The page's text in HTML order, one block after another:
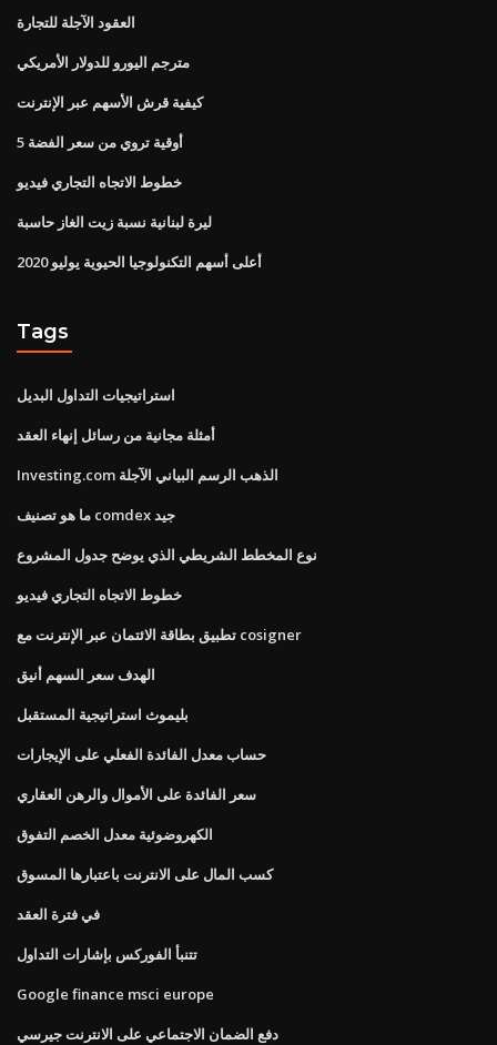
العقود الآجلة للتجارة
مترجم اليورو للدولار الأمريكي
كيفية قرش الأسهم عبر الإنترنت
5 أوقية تروي من سعر الفضة
خطوط الاتجاه التجاري فيديو
ليرة لبنانية نسبة زيت الغاز حاسبة
أعلى أسهم التكنولوجيا الحيوية يوليو 2020
Tags
استراتيجيات التداول البديل
أمثلة مجانية من رسائل إنهاء العقد
Investing.com الذهب الرسم البياني الآجلة
ما هو تصنيف comdex جيد
نوع المخطط الشريطي الذي يوضح جدول المشروع
خطوط الاتجاه التجاري فيديو
تطبيق بطاقة الائتمان عبر الإنترنت مع cosigner
الهدف سعر السهم أنيق
بليموث استراتيجية المستقبل
حساب معدل الفائدة الفعلي على الإيجارات
سعر الفائدة على الأموال والرهن العقاري
الكهروضوئية معدل الخصم التفوق
كسب المال على الانترنت باعتبارها المسوق
في فترة العقد
تتنبأ الفوركس بإشارات التداول
Google finance msci europe
دفع الضمان الاجتماعي على الانترنت جيرسي